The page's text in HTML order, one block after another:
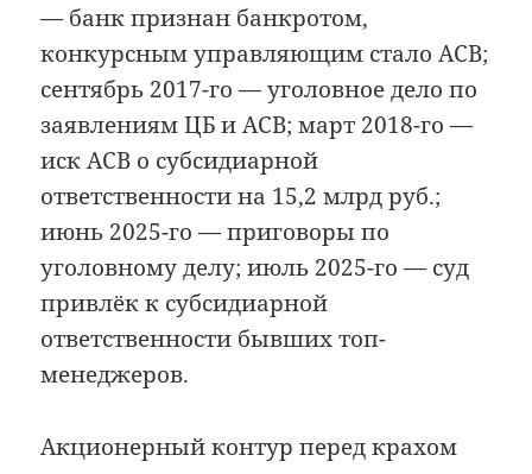
— банк признан банкротом,
конкурсным управляющим стало АСВ;
сентябрь 2017-го — уголовное дело по
заявлениям ЦБ и АСВ; март 2018-го —
иск АСВ о субсидиарной
ответственности на 15,2 млрд руб.;
июнь 2025-го — приговоры по
уголовному делу; июль 2025-го — суд
привлёк к субсидиарной
ответственности бывших топ-
менеджеров.
Акционерный контур перед крахом